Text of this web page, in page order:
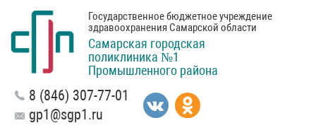
Государственное бюджетное учреждение
здравоохранения Самарской области
Самарская городская
поликлиника №1
Промышленного района
8 (846) 307-77-01
gp1@sgp1.ru